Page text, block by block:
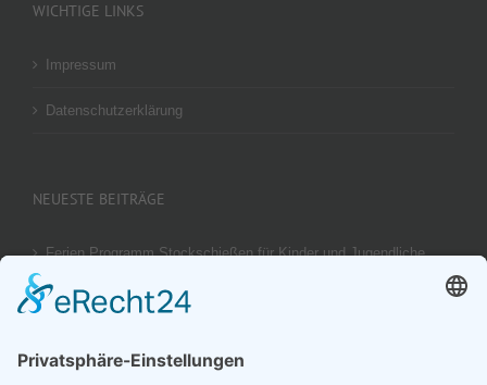
WICHTIGE LINKS
Impressum
Datenschutzerklärung
NEUESTE BEITRÄGE
Ferien Programm Stockschießen für Kinder und Jugendliche
Brotzeit Turnier Stocksport zur Einweihung der Flutlichtanlage